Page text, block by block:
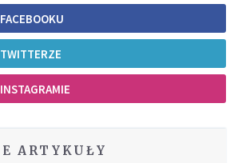
ARTYKUŁY